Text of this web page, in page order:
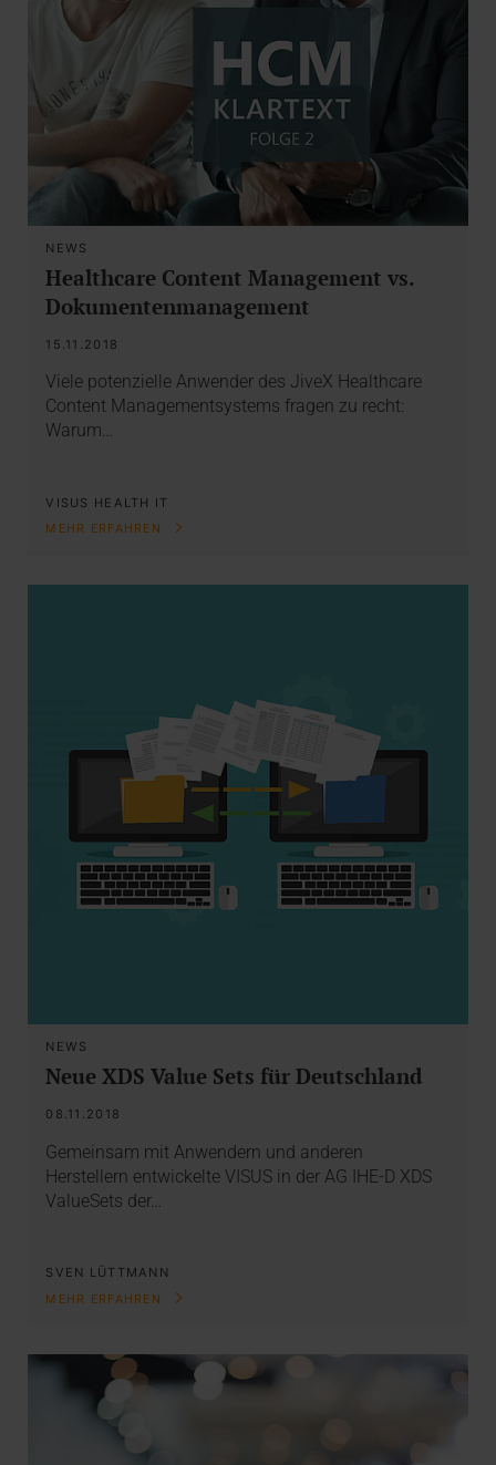
NEWS
Healthcare Content Management vs.
Dokumentenmanagement
15.11.2018
Viele potenzielle Anwender des JiveX Healthcare
Content Managementsystems fragen zu recht:
Warum…
VISUS HEALTH IT
MEHR ERFAHREN
NEWS
Neue XDS Value Sets für Deutschland
08.11.2018
Gemeinsam mit Anwendern und anderen
Herstellern entwickelte VISUS in der AG IHE-D XDS
ValueSets der…
SVEN LÜTTMANN
MEHR ERFAHREN